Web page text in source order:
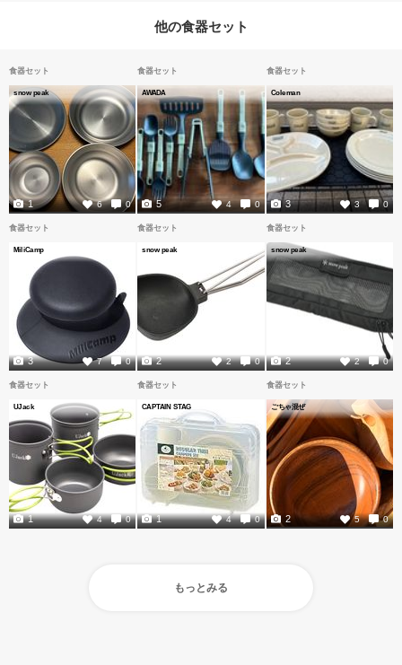
他の食器セット
食器セット
snow peak
6 0
1
食器セット
AWADA
4 0
5
食器セット
Coleman
3 0
3
食器セット
MiliCamp
7 0
3
食器セット
snow peak
2 0
2
食器セット
snow peak
2 0
2
食器セット
UJack
4 0
1
食器セット
CAPTAIN STAG
4 0
1
食器セット
ごちゃ混ぜ
5 0
2
もっとみる